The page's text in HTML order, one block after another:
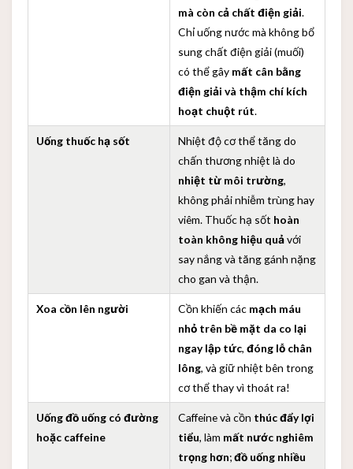
mà còn cả chất điện giải.
Chỉ uống nước mà không bổ
sung chất điện giải (muối)
có thể gây mất cân bằng
điện giải và thậm chí kích
hoạt chuột rút.
Uống thuốc hạ sốt
Nhiệt độ cơ thể tăng do
chấn thương nhiệt là do
nhiệt từ môi trường,
không phải nhiễm trùng hay
viêm. Thuốc hạ sốt hoàn
toàn không hiệu quảvới
say nắng và tăng gánh nặng
cho gan và thận.
Xoa cồn lên người Cồn khiến các mạch máu
nhỏ trên bề mặt da co lại
ngay lập tức,đóng lỗ chân
lông, và giữ nhiệt bên trong
cơ thể thay vì thoát ra!
Uống đồ uống có đường
hoặc caffeine
Caffeine và cồn thúc đẩy lợi
tiểu, làm mất nước nghiêm
trọng hơn;đồ uống nhiều